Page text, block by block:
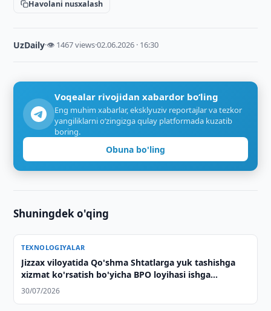
Havolani nusxalash
UzDaily·👁 1467 views·02.06.2026 · 16:30
Voqealar rivojidan xabardor bo‘ling
Eng muhim xabarlar, eksklyuziv reportajlar va tezkor
yangiliklarni o‘zingizga qulay platformada kuzatib
boring.
Obuna bo'ling
Shuningdek o'qing
TEXNOLOGIYALAR
Jizzax viloyatida Qo'shma Shtatlarga yuk tashishga
xizmat ko'rsatish bo'yicha BPO loyihasi ishga
tushirildi
30/07/2026